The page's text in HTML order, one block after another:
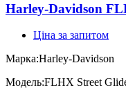
Harley-Davidson
Ціна за запитом
Марка:Harley-Davidson
Модель:FLHX Street